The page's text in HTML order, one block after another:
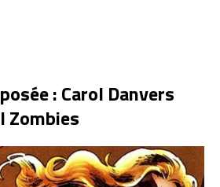
: Carol Danvers
Zombies